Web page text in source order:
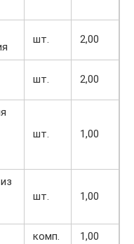
шт. 2,00
шт. 2,00
шт. 1,00
шт. 1,00
комп.
1,00